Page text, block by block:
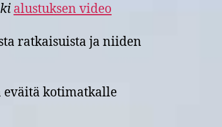
alustuksen video
ratkaisuista ja niiden
eväitä kotimatkalle